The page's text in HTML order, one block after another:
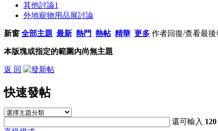
其他討論1
外地寵物用品展討論
新窗 全部主題 最新 熱門 熱帖 精華 更多 作者回復/查看最後
本版塊或指定的範圍內尚無主題
返 回
快速發帖
還可輸入 120